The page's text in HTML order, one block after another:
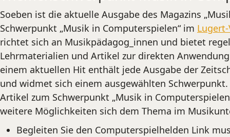
Soeben ist die aktuelle Ausgabe des Magazins
Schwerpunkt „Musik in Computerspielen“ im
richtet sich an Musikpädagog_innen und bietet
Lehrmaterialien und Artikel zur direkten
einem aktuellen Hit enthält jede Ausgabe der
und widmet sich einem ausgewählten
Artikel zum Schwerpunkt „Musik in
weitere Möglichkeiten sich dem Thema im
Begleiten Sie den Computerspielhelden Link